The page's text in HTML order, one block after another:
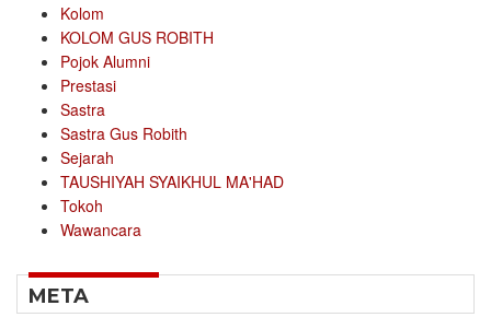
Kolom
KOLOM GUS ROBITH
Pojok Alumni
Prestasi
Sastra
Sastra Gus Robith
Sejarah
TAUSHIYAH SYAIKHUL MA'HAD
Tokoh
Wawancara
META